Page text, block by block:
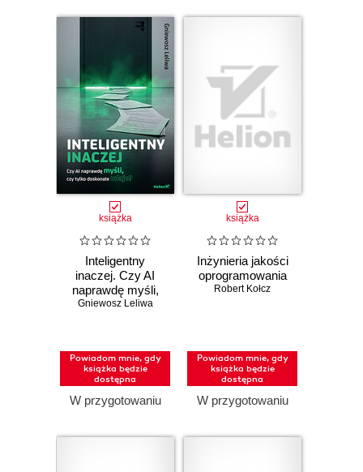
książka
Inteligentny
inaczej. Czy AI
naprawdę myśli,
czy tylko
Gniewosz Leliwa
Powiadom mnie, gdy
książka będzie
dostępna
W przygotowaniu
książka
Inżynieria jakości
oprogramowania
Robert Kołcz
Powiadom mnie, gdy
książka będzie
dostępna
W przygotowaniu